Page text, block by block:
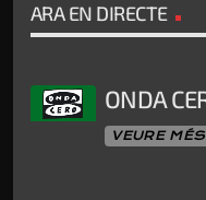
ARA EN DIRECTE
ONDA
VEURE MÉS